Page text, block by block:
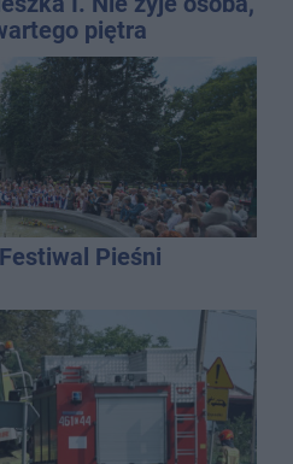
piętra
Pieśni